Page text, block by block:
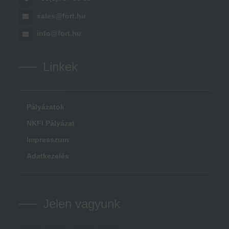
sales@fort.hu
info@fort.hu
Linkek
Pályázatok
NKFI Pályázat
Impresszum
Adatkezelés
Jelen vagyunk